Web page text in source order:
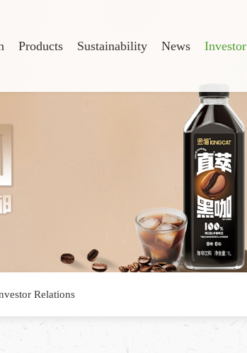
Products Sustainability News Investor
Relations